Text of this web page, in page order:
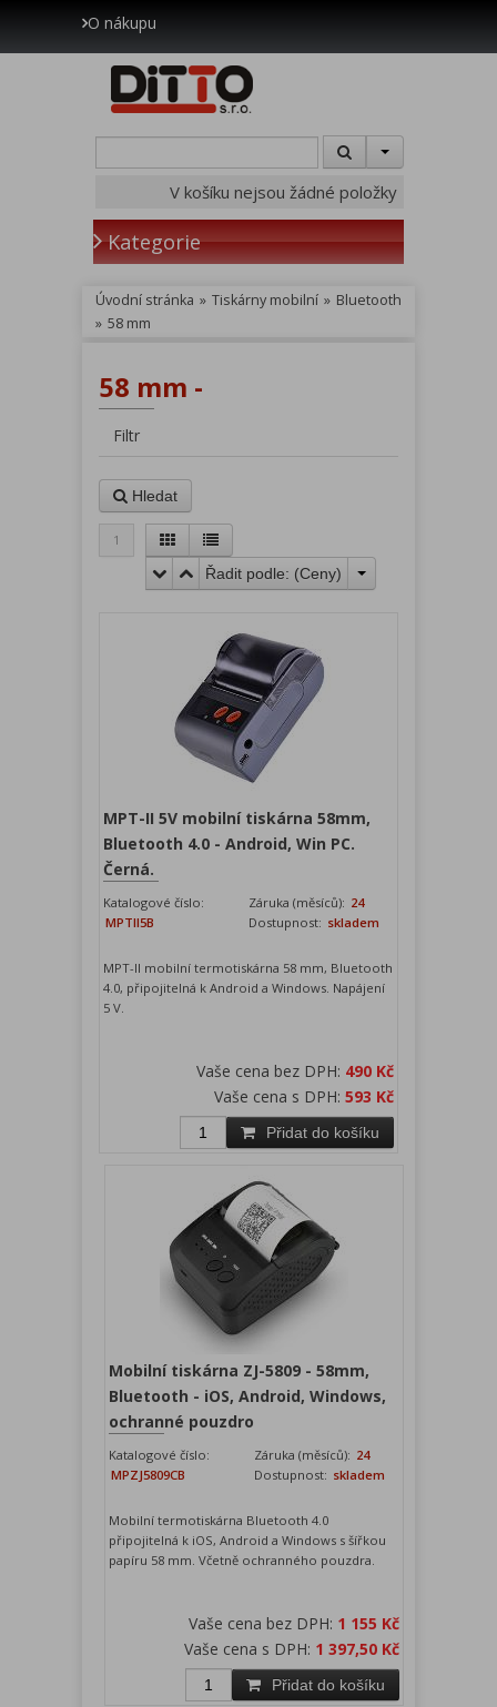
O nákupu
V košíku nejsou žádné položky
Kategorie
Úvodní stránka » Tiskárny mobilní » Bluetooth
» 58 mm
58 mm -
Filtr
Hledat
1
Řadit podle: (Ceny)
MPT-II 5V mobilní tiskárna 58mm,
Bluetooth 4.0 - Android, Win PC.
Černá.
Katalogové číslo:
MPTII5B
Záruka (měsíců): 24
Dostupnost: skladem
MPT-II mobilní termotiskárna 58 mm, Bluetooth
4.0, připojitelná k Android a Windows. Napájení
5 V.
Vaše cena bez DPH: 490 Kč
Vaše cena s DPH: 593 Kč
Přidat do košíku
Mobilní tiskárna ZJ-5809 - 58mm,
Bluetooth - iOS, Android, Windows,
ochranné pouzdro
Katalogové číslo:
MPZJ5809CB
Záruka (měsíců): 24
Dostupnost: skladem
Mobilní termotiskárna Bluetooth 4.0
připojitelná k iOS, Android a Windows s šířkou
papíru 58 mm. Včetně ochranného pouzdra.
Vaše cena bez DPH: 1 155 Kč
Vaše cena s DPH: 1 397,50 Kč
Přidat do košíku